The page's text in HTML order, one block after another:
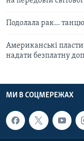
Подолала рак...
Американські
надати безплатну
МИ В СОЦМЕРЕЖАХ